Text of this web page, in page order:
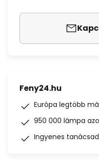
Feny24.hu
Európa legtöbb
950 000 lámpa
Ingyenes